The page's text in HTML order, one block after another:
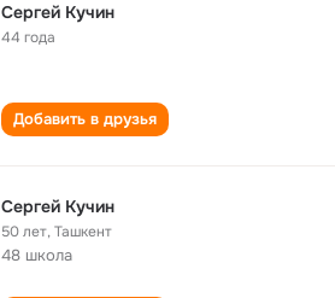
Сергей Кучин
44 года
Добавить в друзья
Сергей Кучин
50 лет,Ташкент
48 школа